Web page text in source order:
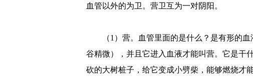
血管以外的为卫。营卫互为一对阴阳。
（1）营。血管里面的是什么？是有形的
谷精微），并且它进入血液才能叫营。它是干
砍的大树桩子，给它变成小劈柴，能够燃烧才